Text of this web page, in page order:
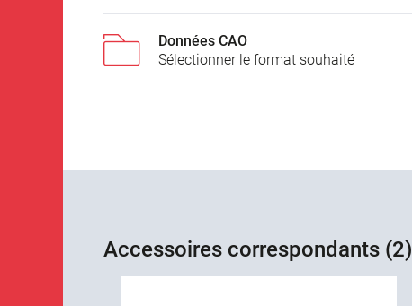
Données CAO
Sélectionner le format souhaité
Accessoires correspondants (2)